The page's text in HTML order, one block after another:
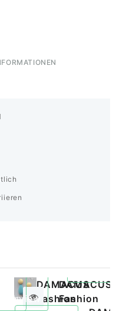
GRACE
DAMACUS
Fashion
DAMACUS
Fashion
261